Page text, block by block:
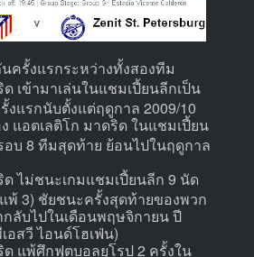
ครั้งแรกระหว่างทั้งสองทีม
เข้ามาเล่นในแชมเปี้ยนลีกเป็น
งแรกนับตั้งแต่ฤดูกาล 2009/10
แอตเลติโก มาดริด ในแชมเปี้ยน
อบ 8 ทีมสุดท้าย ย้อนไปในฤดูกาล
ด ไม่ชนะเกมแชมเปี้ยนลีก 9 นัด
พ้ 3) ชัยชนะครั้งสุดท้ายของพวก
กลับไปในเดือนพฤษจิกายน ปี
อสวี ไอนด์โฮเฟ่น)
ด แพ้ศึกฟุตบอลยุโรป 2 ครั้งใน